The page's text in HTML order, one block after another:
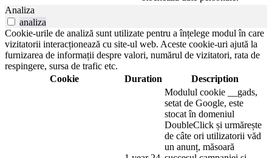
Analiza
analiza
Cookie-urile de analiză sunt utilizate pentru a înțelege modul în care
vizitatorii interacționează cu site-ul web. Aceste cookie-uri ajută la
furnizarea de informații despre valori, numărul de vizitatori, rata de
respingere, sursa de trafic etc.
Cookie
Duration Description
Modulul cookie __gads,
setat de Google, este
stocat în domeniul
DoubleClick și urmărește
de câte ori utilizatorii văd
un anunț, măsoară